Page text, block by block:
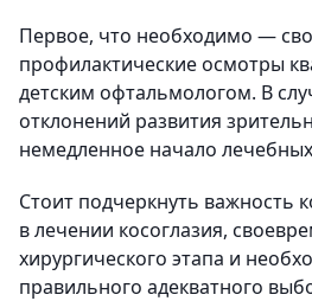
Первое, что необходимо —
профилактические осмотры
детским офтальмологом. В
отклонений развития
немедленное начало
Стоит подчеркнуть важность
в лечении косоглазия,
хирургического этапа и
правильного адекватного